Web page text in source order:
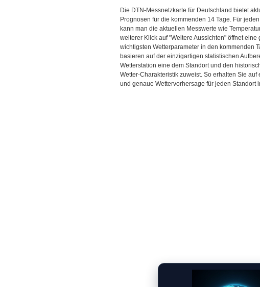
Die DTN-Messnetzkarte für Deutschland bietet
Prognosen für die kommenden 14 Tage. Für
kann man die aktuellen Messwerte wie
weiterer Klick auf "Weitere Aussichten" öffnet
wichtigsten Wetterparameter in den kommenden
basieren auf der einzigartigen statistischen
Wetterstation eine dem Standort und den
Wetter-Charakteristik zuweist. So erhalten Sie
und genaue Wettervorhersage für jeden Standort